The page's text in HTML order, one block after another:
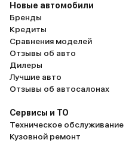
Новые автомобили
Бренды
Кредиты
Сравнения моделей
Отзывы об авто
Дилеры
Лучшие авто
Отзывы об автосалонах
Сервисы и ТО
Техническое обслуживание
Кузовной ремонт